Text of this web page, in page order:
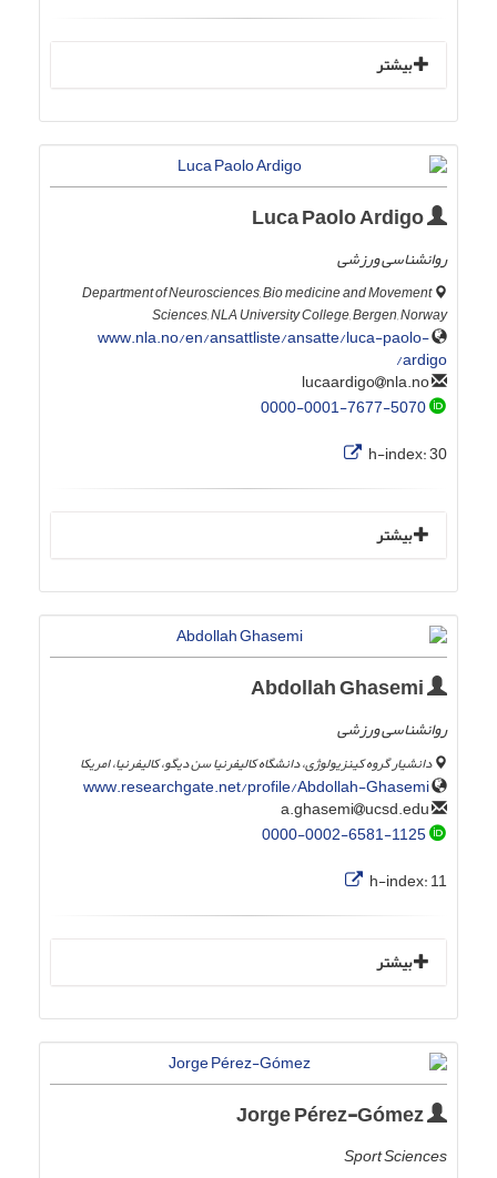
بیشتر
روانشناسی ورزشی
Department of Neurosciences, Bio medicine and Movement
Sciences, NLA University College, Bergen, Norway
www.nla.no/en/ansattliste/ansatte/luca-paolo-
ardigo/
nla.no
0000-0001-7677-5070
h-index:30
بیشتر
روانشناسی ورزشی
دانشیار گروه کینزیولوژی، دانشگاه کالیفرنیا سن دیگو، کالیفرنیا، امریکا
www.researchgate.net/profile/Abdollah-Ghasemi
ucsd.edu
0000-0002-6581-1125
h-index:11
بیشتر
Sport Sciences